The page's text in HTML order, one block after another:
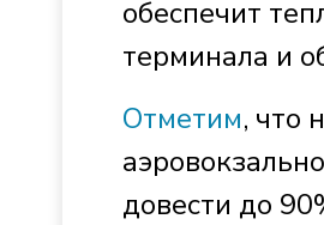
обеспечит
терминала и
Отметим, что
довести до